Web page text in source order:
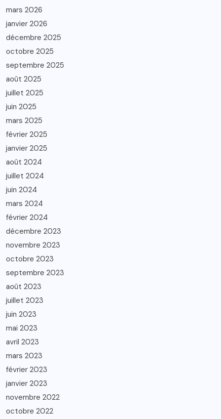
mars 2026
janvier 2026
décembre 2025
octobre 2025
septembre 2025
août 2025
juillet 2025
juin 2025
mars 2025
février 2025
janvier 2025
août 2024
juillet 2024
juin 2024
mars 2024
février 2024
décembre 2023
novembre 2023
octobre 2023
septembre 2023
août 2023
juillet 2023
juin 2023
mai 2023
avril 2023
mars 2023
février 2023
janvier 2023
novembre 2022
octobre 2022